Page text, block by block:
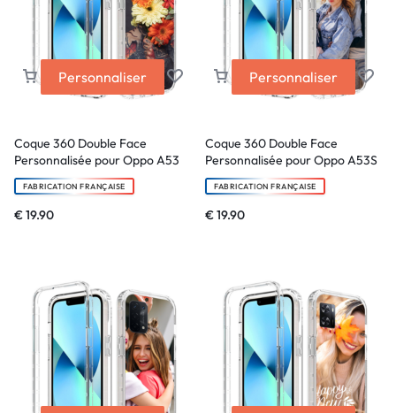
Personnaliser
Coque 360 Double Face
Personnalisée pour Oppo A53
FABRICATION FRANÇAISE
€19.90
Personnaliser
Coque 360 Double Face
Personnalisée pour Oppo A53S
FABRICATION FRANÇAISE
€19.90